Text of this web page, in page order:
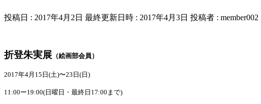
投稿日 : 2017年4月2日 最終更新日時 : 2017年4月3日 投稿者 : member002
折登朱実展 （絵画部会員）
2017年4月15日(土)〜23日(日)
11:00ー19:00(日曜日・最終日17:00まで)